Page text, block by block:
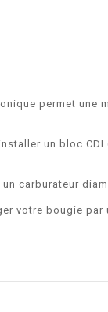
permet une
un bloc CDI
carburateur
votre bougie